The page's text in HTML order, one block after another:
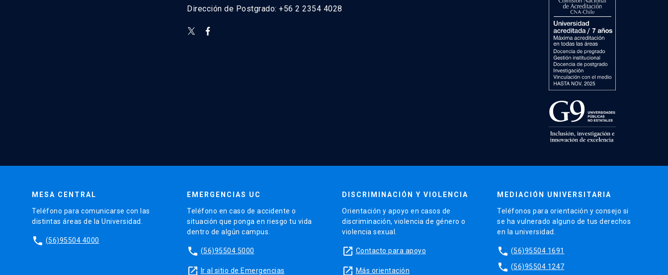
Dirección de Postgrado: +56 2 2354 4028
MESA CENTRAL
Teléfono para comunicarse con las
distintas áreas de la Universidad.
phone (56)95504 4000
EMERGENCIAS UC
Teléfono en caso de accidente o
situación que ponga en riesgo tu vida
dentro de algún campus.
phone (56)95504 5000
launch Ir al sitio de Emergencias
DISCRIMINACIÓN Y VIOLENCIA
Orientación y apoyo en casos de
discriminación, violencia de género o
violencia sexual.
launch Contacto para apoyo
launch Más orientación
MEDIACIÓN UNIVERSITARIA
Teléfonos para orientación y consejo si
se ha vulnerado alguno de tus derechos
en la universidad.
phone (56)95504 1691
phone (56)95504 1247